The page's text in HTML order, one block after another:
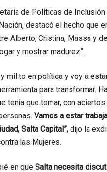
de Políticas de
destacó el hecho que
Alberto, Cristina, Massa y
y mostrar madurez”.
milito en política y voy a
para transformar.
tenía que tomar, con
Vamos a estar
Salta Capital”,dijo la
las Mujeres.
en que Salta necesita